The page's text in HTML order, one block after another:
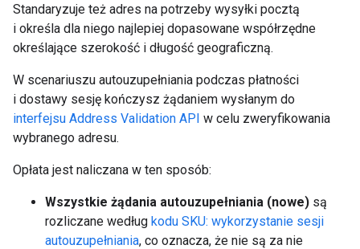
Standaryzuje też adres na potrzeby wysyłki pocztą
i określa dla niego najlepiej dopasowane współrzędne
określające szerokość i długość geograficzną.
W scenariuszu autouzupełniania podczas płatności
i dostawy sesję kończysz żądaniem wysłanym do
interfejsu Address Validation API w celu zweryfikowania
wybranego adresu.
Opłata jest naliczana w ten sposób:
Wszystkie żądania autouzupełniania (nowe) są
rozliczane według kodu SKU: wykorzystanie sesji
autouzupełniania, co oznacza, że nie są za nie